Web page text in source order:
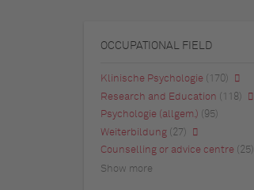
OCCUPATIONAL FIELD
Klinische Psychologie (170)
Research and Education (118)
Psychologie (allgem.) (95)
Weiterbildung
(27)
Counselling or advice centre
(25)
Show more